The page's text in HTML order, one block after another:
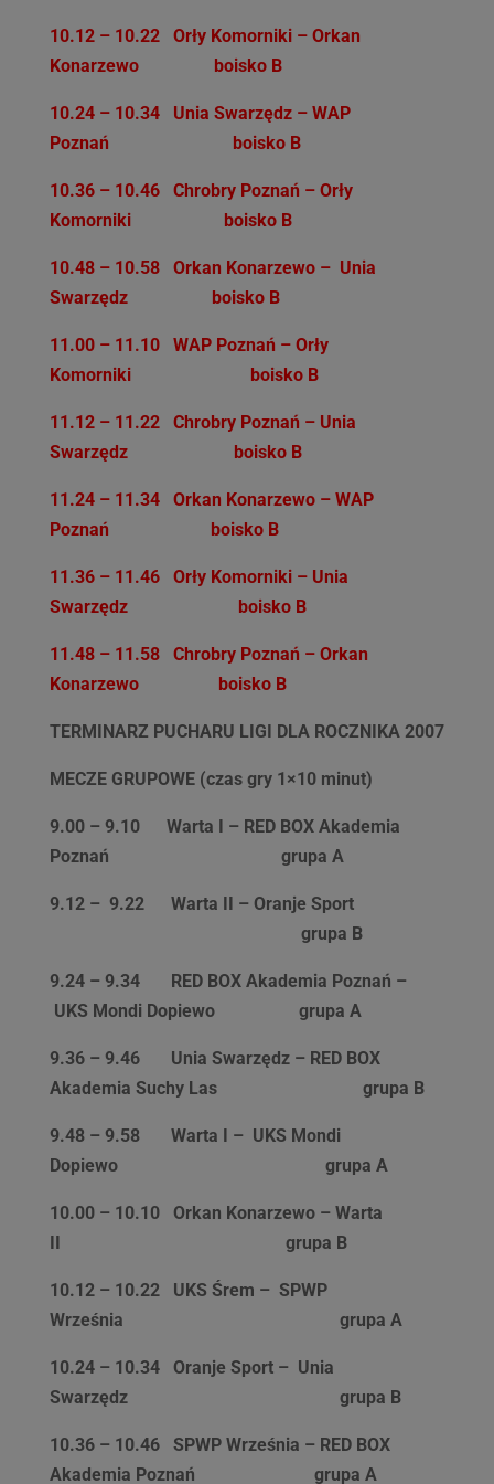
10.12 – 10.22 Orły Komorniki – Orkan
Konarzewo boisko B
10.24 – 10.34 Unia Swarzędz – WAP
Poznań boisko B
10.36 – 10.46 Chrobry Poznań – Orły
Komorniki boisko B
10.48 – 10.58 Orkan Konarzewo – Unia
Swarzędz boisko B
11.00 – 11.10 WAP Poznań – Orły
Komorniki boisko B
11.12 – 11.22 Chrobry Poznań – Unia
Swarzędz boisko B
11.24 – 11.34 Orkan Konarzewo – WAP
Poznań boisko B
11.36 – 11.46 Orły Komorniki – Unia
Swarzędz boisko B
11.48 – 11.58 Chrobry Poznań – Orkan
Konarzewo boisko B
TERMINARZ PUCHARU LIGI DLA ROCZNIKA 2007
MECZE GRUPOWE (czas gry 1×10 minut)
9.00 – 9.10 Warta I – RED BOX Akademia
Poznań grupa A
9.12 – 9.22 Warta II – Oranje Sport
grupa B
9.24 – 9.34 RED BOX Akademia Poznań –
UKS Mondi Dopiewogrupa A
9.36 – 9.46 Unia Swarzędz – RED BOX
Akademia Suchy Lasgrupa B
9.48 – 9.58 Warta I – UKS Mondi
Dopiewogrupa A
10.00 – 10.10 Orkan Konarzewo – Warta
II grupa B
10.12 – 10.22 UKS Śrem – SPWP
Września grupa A
10.24 – 10.34 Oranje Sport – Unia
Swarzędzgrupa B
10.36 – 10.46 SPWP Września – RED BOX
Akademia Poznań grupa A